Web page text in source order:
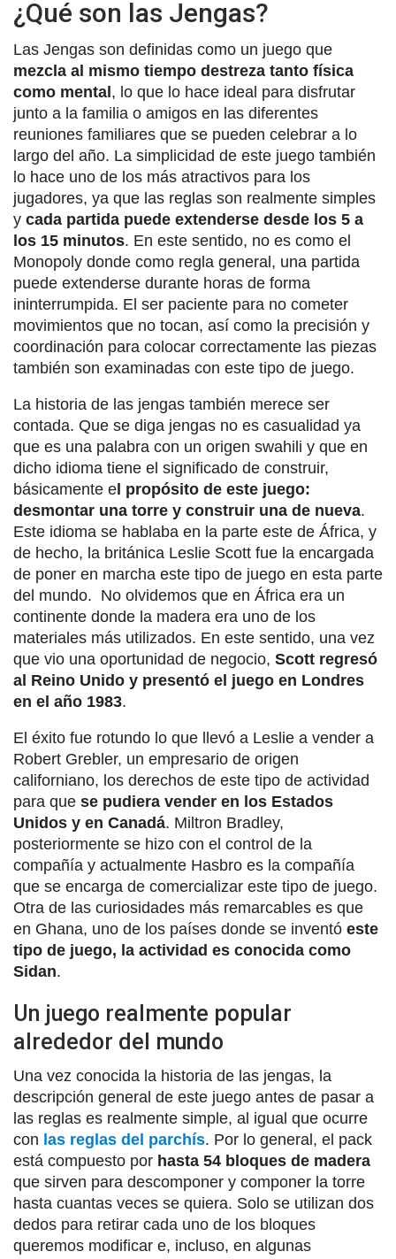
¿Qué son las Jengas?
Las Jengas son definidas como un juego que
mezcla al mismo tiempo destreza tanto física
como mental, lo que lo hace ideal para disfrutar
junto a la familia o amigos en las diferentes
reuniones familiares que se pueden celebrar a lo
largo del año. La simplicidad de este juego también
lo hace uno de los más atractivos para los
jugadores, ya que las reglas son realmente simples
y cada partida puede extenderse desde los 5 a
los 15 minutos. En este sentido, no es como el
Monopoly donde como regla general, una partida
puede extenderse durante horas de forma
ininterrumpida. El ser paciente para no cometer
movimientos que no tocan, así como la precisión y
coordinación para colocar correctamente las piezas
también son examinadas con este tipo de juego.
La historia de las jengas también merece ser
contada. Que se diga jengas no es casualidad ya
que es una palabra con un origen swahili y que en
dicho idioma tiene el significado de construir,
básicamente el propósito de este juego:
desmontar una torre y construir una de nueva.
Este idioma se hablaba en la parte este de África, y
de hecho, la británica Leslie Scott fue la encargada
de poner en marcha este tipo de juego en esta parte
del mundo. No olvidemos que en África era un
continente donde la madera era uno de los
materiales más utilizados. En este sentido, una vez
que vio una oportunidad de negocio, Scott regresó
al Reino Unido y presentó el juego en Londres
en el año 1983.
El éxito fue rotundo lo que llevó a Leslie a vender a
Robert Grebler, un empresario de origen
californiano, los derechos de este tipo de actividad
para que se pudiera vender en los Estados
Unidos y en Canadá. Miltron Bradley,
posteriormente se hizo con el control de la
compañía y actualmente Hasbro es la compañía
que se encarga de comercializar este tipo de juego.
Otra de las curiosidades más remarcables es que
en Ghana, uno de los países donde se inventó este
tipo de juego, la actividad es conocida como
Sidan.
Un juego realmente popular
alrededor del mundo
Una vez conocida la historia de las jengas, la
descripción general de este juego antes de pasar a
las reglas es realmente simple, al igual que ocurre
con las reglas del parchís. Por lo general, el pack
está compuesto por hasta 54 bloques de madera
que sirven para descomponer y componer la torre
hasta cuantas veces se quiera. Solo se utilizan dos
dedos para retirar cada uno de los bloques
queremos modificar e, incluso, en algunas